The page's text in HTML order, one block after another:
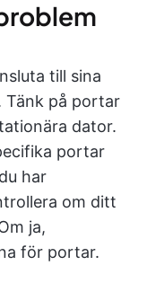
till sina
Tänk på portar
dator.
portar
har
om ditt
ja,
för portar.